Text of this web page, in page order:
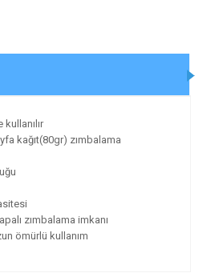
kağıt(80gr) zımbalama
zımbalama imkanı
ömürlü kullanım